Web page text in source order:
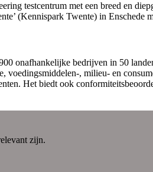
testcentrum met een breed en
(Kennispark Twente) in Enschede
onafhankelijke bedrijven in 50
, milieu- en
Het biedt ook
zijn.